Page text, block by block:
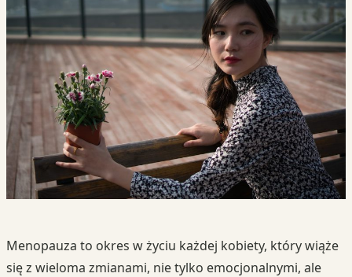
Menopauza to okres w życiu każdej kobiety, który wiąże
się z wieloma zmianami, nie tylko emocjonalnymi, ale